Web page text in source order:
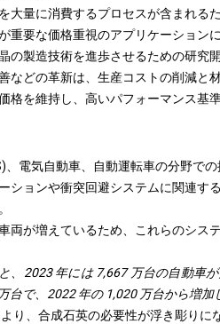
大量に消費するプロセスが含まれる
重要な価格重視のアプリケーション
製造技術を進歩させるための研究
などの革新は、生産コストの削減と
を維持し、高いパフォーマンス基
電気自動車、自動運転車の分野で
ションや衝突回避システムに関連す
両が増えているため、これらのシス
、2023 年には 7,667 万台の自動車
で、2022 年の 1,020 万台から増加
り、合成石英の必要性が浮き彫りに